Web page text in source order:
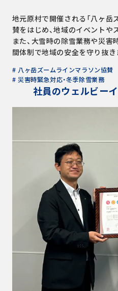
地元原村で開催される「八ヶ岳
賛をはじめ、地域のイベントや
また、大雪時の除雪業務や災害
間体制で地域の安全を守り抜き
# 八ヶ岳ズームラインマラソン協賛
# 災害時緊急対応・冬季除雪業務
社員のウェルビーイ